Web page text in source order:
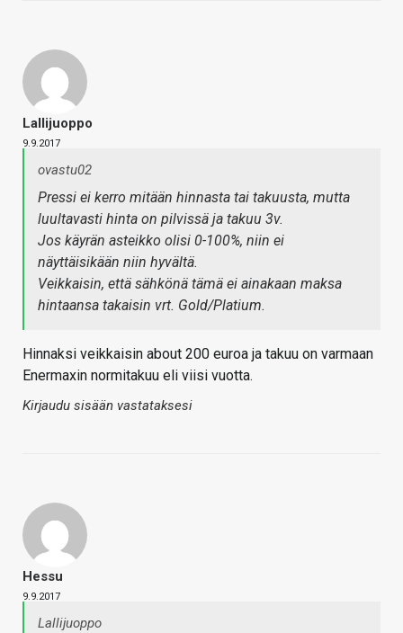
Lallijuoppo
9.9.2017
ovastu02
Pressi ei kerro mitään hinnasta tai takuusta, mutta
luultavasti hinta on pilvissä ja takuu 3v.
Jos käyrän asteikko olisi 0-100%, niin ei
näyttäisikään niin hyvältä.
Veikkaisin, että sähkönä tämä ei ainakaan maksa
hintaansa takaisin vrt. Gold/Platium.
Hinnaksi veikkaisin about 200 euroa ja takuu on varmaan
Enermaxin normitakuu eli viisi vuotta.
Kirjaudu sisään vastataksesi
Hessu
9.9.2017
Lallijuoppo